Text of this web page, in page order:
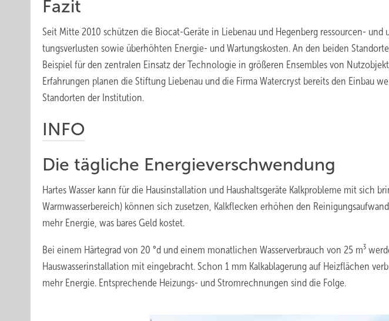
Fazit
Seit Mitte 2010 schützen die Biocat-Geräte in Liebenau und Hegenberg ressourcen-
tungsverlusten sowie überhöhten Energie- und Wartungskosten. An den beiden
Beispiel für den zentralen Einsatz der Technologie in größeren Ensembles von
Erfahrungen planen die Stiftung Liebenau und die Firma Watercryst bereits den Einbau
Standorten der Institution.
INFO
Die tägliche Energie­verschwendung
Hartes Wasser kann für die Hausinstallation und Haushaltsgeräte Kalkprobleme mit sich
Warmwasserbereich) können sich zusetzen, Kalkflecken erhöhen den
mehr Energie, was bares Geld kostet.
Bei einem Härtegrad von 20 °d und einem monatlichen Wasserverbrauch von 25 m³
Hauswasserinstallation mit eingebracht. Schon 1 mm Kalkablagerung auf Heizflächen
mehr Energie. Entsprechende Heizungs- und Stromrechnungen sind die Folge.